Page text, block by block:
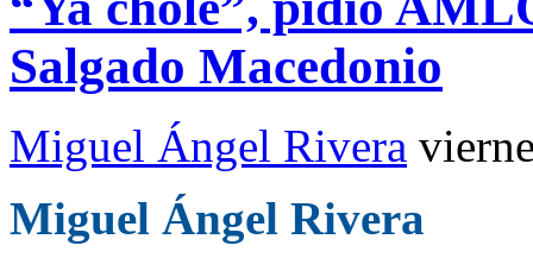
Salgado Macedonio
Miguel Ángel Rivera
Miguel Ángel Rivera